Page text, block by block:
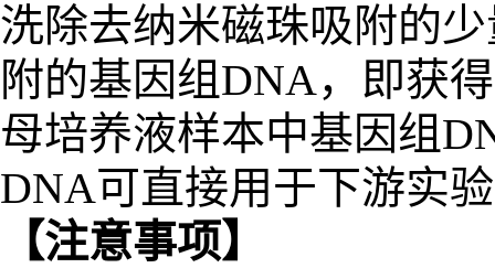
洗除去纳米磁珠吸附的
附的基因组 DNA，即获
母培养液样本中基因组
DNA可直接用于下游实
【注意事项】